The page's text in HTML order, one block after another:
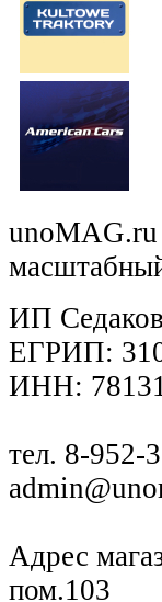
ИП
ЕГРИП:
ИНН:
тел. 8-952-
Адрес
пом.103